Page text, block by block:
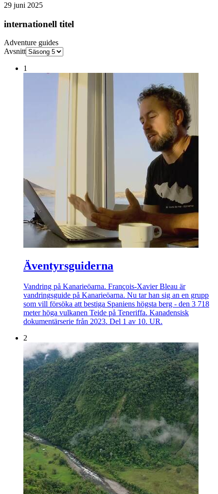
29 juni 2025
internationell titel
Adventure guides
Avsnitt
1
Äventyrsguiderna
Vandring på Kanarieöarna. François-Xavier Bleau är
vandringsguide på Kanarieöarna. Nu tar han sig an en grupp
som vill försöka att bestiga Spaniens högsta berg - den 3 718
meter höga vulkanen Teide på Teneriffa. Kanadensisk
dokumentärserie från 2023. Del 1 av 10. UR.
2